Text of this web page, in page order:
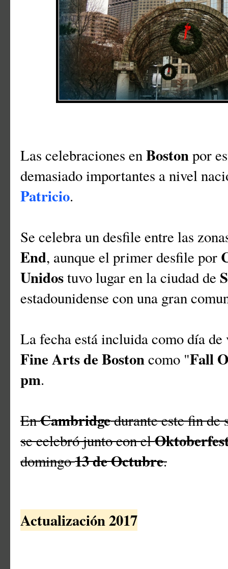
Las celebraciones enBostonpor
demasiado importantes a nivel
Patricio.
Se celebra un desfile entre las
End, aunque el primer desfile por
Unidostuvo lugar en la ciudad de
estadounidense con una gran
La fecha está incluida como día
Fine Arts de Bostoncomo "Fall
pm.
EnCambridgedurante este fin de
se celebró junto con el
domingo13 de Octubre.
Actualización 2017